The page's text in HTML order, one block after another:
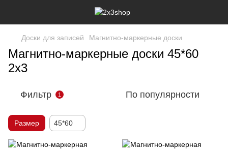
Доски для записей Магнитно-маркерные доски
Магнитно-маркерные доски 45*60
2х3
Фильтр 1 По популярности
Размер 45*60